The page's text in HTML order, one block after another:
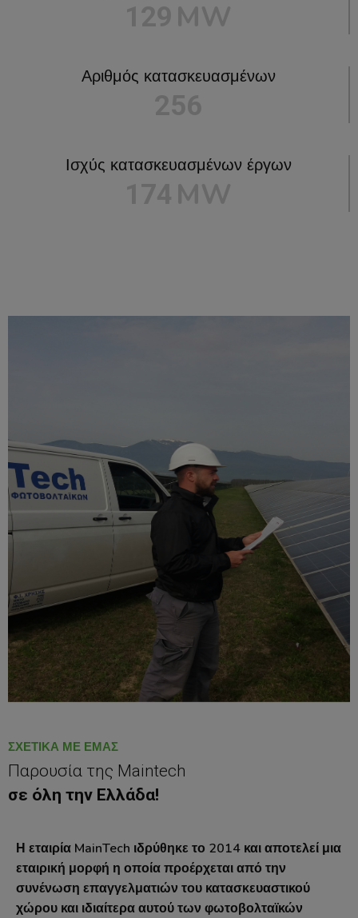
Αριθμός κατασκευασμένων
Ισχύς κατασκευασμένων έργων
ΣΧΕΤΙΚΆ ΜΕ ΕΜΆΣ
Παρουσία της Maintech
σε όλη την Ελλάδα!
Η εταιρία MainTech ιδρύθηκε το 2014 και αποτελεί μια
εταιρική μορφή η οποία προέρχεται από την
συνένωση επαγγελματιών του κατασκευαστικού
χώρου και ιδιαίτερα αυτού των φωτοβολταϊκών